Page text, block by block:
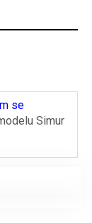
se
Simur